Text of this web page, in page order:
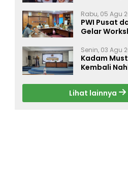
Perkuat
Rabu, 05 Agu
PWI Pusat
Gelar
Inklusi
Senin, 03 Agu
Kadam
Kembali
Harap
Daerah Kian
Lihat lainnya